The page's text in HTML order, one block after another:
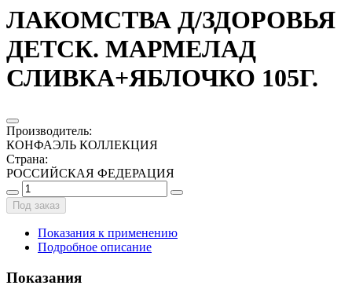
ЛАКОМСТВА Д/ЗДОРОВЬЯ
ДЕТСК. МАРМЕЛАД
СЛИВКА+ЯБЛОЧКО 105Г.
Производитель:
КОНФАЭЛЬ КОЛЛЕКЦИЯ
Страна:
РОССИЙСКАЯ ФЕДЕРАЦИЯ
Под заказ
Показания к применению
Подробное описание
Показания